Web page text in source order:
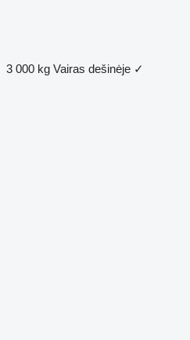
3 000 kg Vairas dešinėje ✓